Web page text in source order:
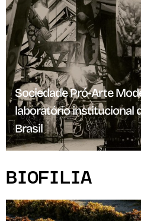
Sociedade Pró-Arte
laboratório institucional
Brasil
BIOFILIA